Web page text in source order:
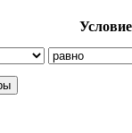
Условие